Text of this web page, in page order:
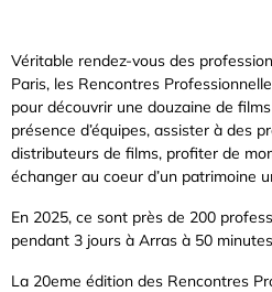
Véritable rendez-vous des
Paris, les Rencontres
pour découvrir une douzaine de
présence d’équipes, assister à des
distributeurs de films, profiter de
échanger au coeur d’un patrimoine
En 2025, ce sont près de 200
pendant 3 jours à Arras à 50
La 20eme édition des Rencontres